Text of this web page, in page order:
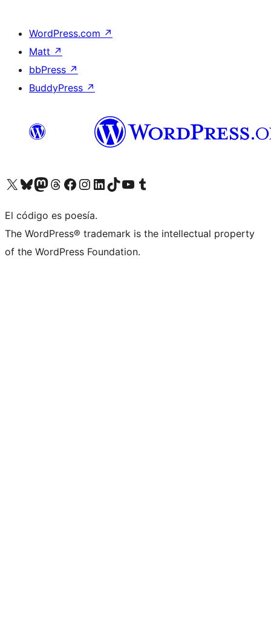
WordPress.com ↗
Matt ↗
bbPress ↗
BuddyPress ↗
Visita nuestra cuenta de X (anteriormente Twitter)
Visita nuestra cuenta de Bluesky
Visita nuestra cuenta de Mastodon
Visita nuestra cuenta de Threads
Visita nuestra página de Facebook
Visita nuestra cuenta de Instagram
Visita nuestra cuenta de LinkedIn
Visita nuestra cuenta de TikTok
Visita nuestro canal de YouTube
Visita nuestra cuenta de Tumblr
El código es poesía.
The WordPress® trademark is the intellectual property
of the WordPress Foundation.